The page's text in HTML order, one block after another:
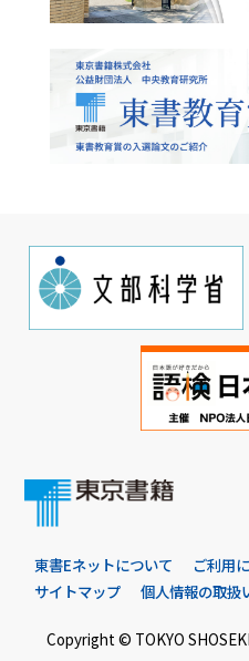
東書Eネットについて ご利用
サイトマップ
個人情報の取扱
Copyright © TOKYO